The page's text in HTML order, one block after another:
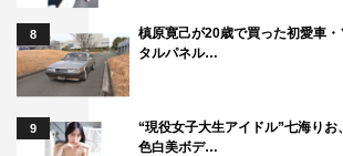
8
槙原寛己が20歳で買った初愛車
タルパネル…
9
“現役女子大生アイドル”七海りお
色白美ボデ…